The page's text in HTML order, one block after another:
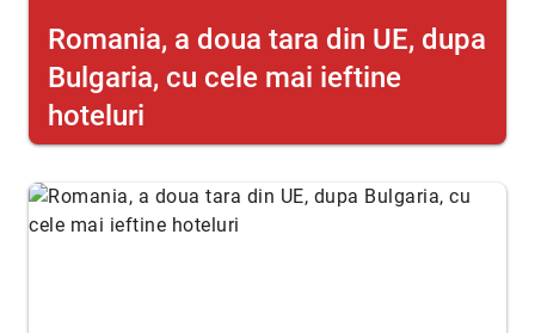
Romania, a doua tara din UE, dupa
Bulgaria, cu cele mai ieftine
hoteluri